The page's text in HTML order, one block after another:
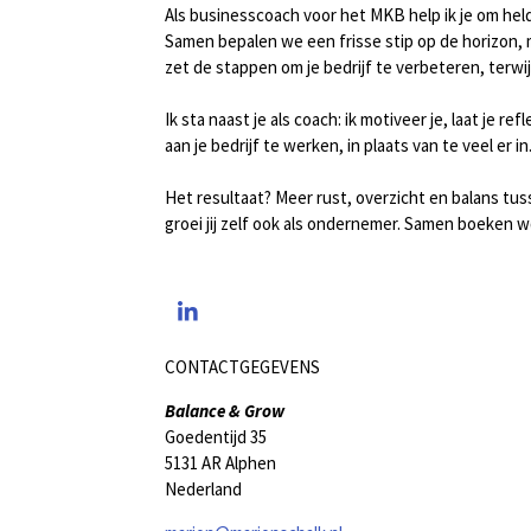
Als businesscoach voor het MKB help ik je om
Samen bepalen we een frisse stip op de
zet de stappen om je bedrijf te verbeteren,
Ik sta naast je als coach: ik motiveer je, laat je
aan je bedrijf te werken, in plaats van te veel er in.
Het resultaat? Meer rust, overzicht en balans
groei jij zelf ook als ondernemer. Samen boeken
L
n
e
I
n
CONTACTGEGEVENS
Balance & Grow
Goedentijd 35
5131 AR Alphen
Nederland